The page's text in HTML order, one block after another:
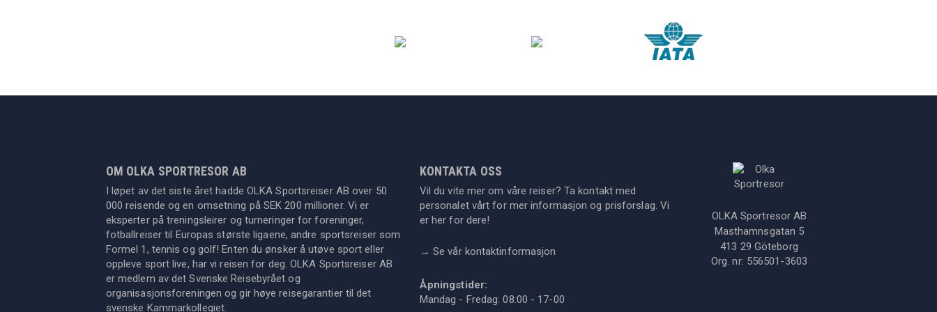
OM OLKA SPORTRESOR AB
I løpet av det siste året hadde OLKA Sportsreiser AB over 50
000 reisende og en omsetning på SEK 200 millioner. Vi er
eksperter på treningsleirer og turneringer for foreninger,
fotballreiser til Europas største ligaene, andre sportsreiser som
Formel 1, tennis og golf! Enten du ønsker å utøve sport eller
oppleve sport live, har vi reisen for deg. OLKA Sportsreiser AB
er medlem av det Svenske Reisebyrået og
organisasjonsforeningen og gir høye reisegarantier til det
svenske Kammarkollegiet.
KONTAKTA OSS
Vil du vite mer om våre reiser? Ta kontakt med
personalet vårt for mer informasjon og prisforslag. Vi
er her for dere!
→ Se vår kontaktinformasjon
Åpningstider:
Mandag - Fredag: 08:00 - 17-00
OLKA Sportresor AB
Masthamnsgatan 5
413 29 Göteborg
Org. nr: 556501-3603